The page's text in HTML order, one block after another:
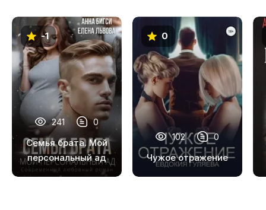
-1
241 0
Семья брата. Мой
персональный ад
0
102 0
Чужое отражение